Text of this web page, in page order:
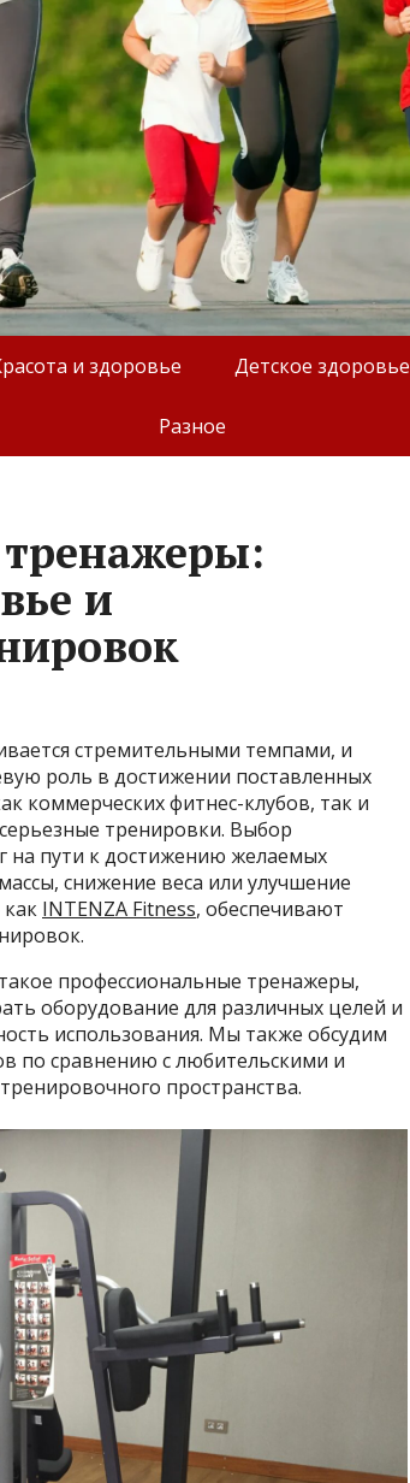
и здоровье Детское здоровье
Разное
и
стремительными темпами, и
роль в достижении поставленных
коммерческих фитнес-клубов, так и
тренировки. Выбор
на пути к достижению желаемых
снижение веса или улучшение
INTENZA Fitness, обеспечивают
профессиональные тренажеры,
оборудование для различных целей и
использования. Мы также обсудим
по сравнению с любительскими и
пространства.